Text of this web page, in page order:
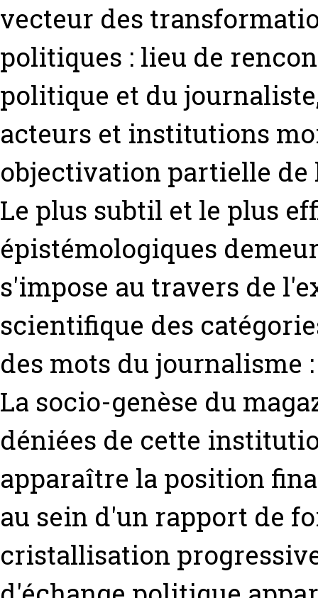
vecteur des
politiques : lieu de
politique et du
acteurs et institutions
objectivation partielle
Le plus subtil et le plus
épistémologiques
s'impose au travers de
scientifique des
des mots du journalisme
La socio-genèse du
déniées de cette
apparaître la position
au sein d'un rapport de
cristallisation